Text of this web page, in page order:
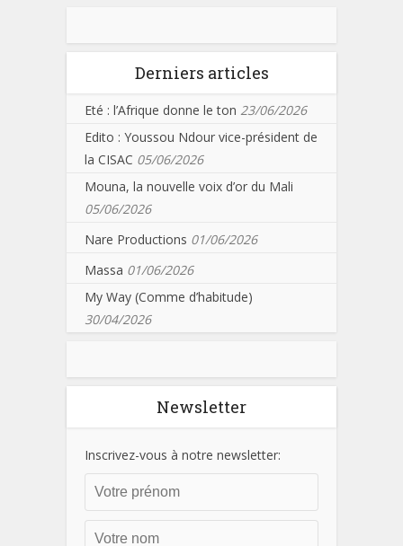
Derniers articles
Eté : l’Afrique donne le ton 23/06/2026
Edito : Youssou Ndour vice-président de
la CISAC 05/06/2026
Mouna, la nouvelle voix d’or du Mali
05/06/2026
Nare Productions 01/06/2026
Massa 01/06/2026
My Way (Comme d’habitude)
30/04/2026
Newsletter
Inscrivez-vous à notre newsletter: